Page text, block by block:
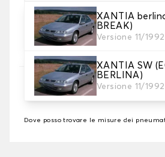
XANTIA
BREAK)
Versione 11/
XANTIA SW
BERLINA)
Versione 11/
2. Finitura a calza
Scegli le calze da neve adatte
3. Dimensioni
Inserire le dimensioni del
Dove posso trovare le misure dei